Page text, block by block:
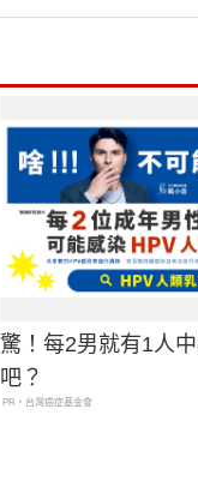
驚！每2男就有1人
吧？
PR・台灣癌症基金會